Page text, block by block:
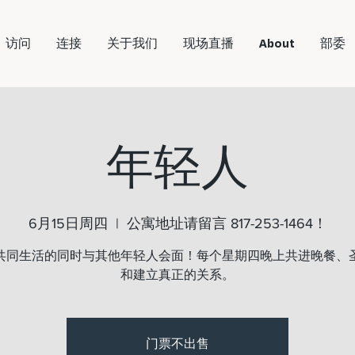
访问 连接 关于我们 现场直播 About 部委
年轻人
6月15日周四
  |
公寓地址请留言 817-253-1464！
同生活的同时与其他年轻人会面！每个星期四晚上共进晚餐、
和建立真正的关系。
门票不出售